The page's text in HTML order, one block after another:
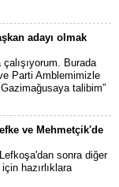
adayı olmak
Burada
Parti Amblemimizle
talibim”
ve Mehmetçik'de
sonra diğer
hazırlıklara